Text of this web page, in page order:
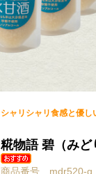
シャリシャリ食感と優し
糀物語 碧（みど
商品番号 mdr520-g